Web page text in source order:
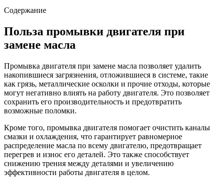
Содержание
Польза промывки двигателя при
замене масла
Промывка двигателя при замене масла позволяет удалить
накопившиеся загрязнения, отложившиеся в системе, такие
как грязь, металлические осколки и прочие отходы, которые
могут негативно влиять на работу двигателя. Это позволяет
сохранить его производительность и предотвратить
возможные поломки.
Кроме того, промывка двигателя помогает очистить каналы
смазки и охлаждения, что гарантирует равномерное
распределение масла по всему двигателю, предотвращает
перегрев и износ его деталей. Это также способствует
снижению трения между деталями и увеличению
эффективности работы двигателя в целом.